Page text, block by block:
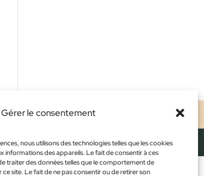
Gérer le consentement
nous utilisons des technologies telles que les cookies
informations des appareils. Le fait de consentir à ces
traiter des données telles que le comportement de
ce site. Le fait de ne pas consentir ou de retirer son
CGV